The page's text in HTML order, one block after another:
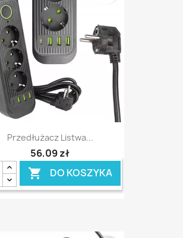
Przedłużacz Listwa...
56,09 zł
 DO KOSZYKA